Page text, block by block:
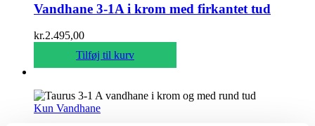
Vandhane 3-1A i krom med firkantet tud
kr.2.495,00
Tilføj til kurv
Kun Vandhane